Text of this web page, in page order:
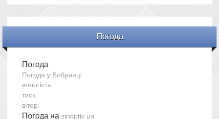
Погода
Погода
Погода у Бобринці
вологість:
тиск:
вітер:
Погода на sinoptik.ua